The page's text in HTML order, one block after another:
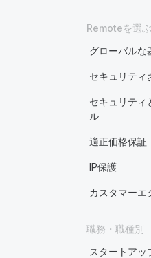
Remoteを選
グローバルな
セキュリティ
セキュリティ
ル
適正価格保証
IP保護
カスタマーエ
職務・職種別
スタートアッ